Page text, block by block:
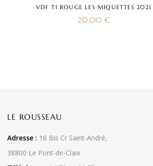
VDF TI ROUGE LES MIQUETTES 2021
20,00€
LE ROUSSEAU
Adresse : 16 Bis Cr Saint-André,
38800 Le Pont-de-Claix